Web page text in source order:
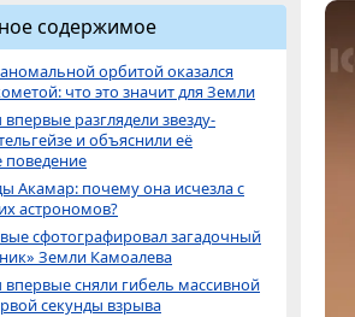
содержимое
орбитой оказался
что это значит для Земли
разглядели звезду-
и объяснили её
поведение
Акамар: почему она исчезла с
астрономов?
сфотографировал загадочный
Земли Камоалева
сняли гибель массивной
секунды взрыва